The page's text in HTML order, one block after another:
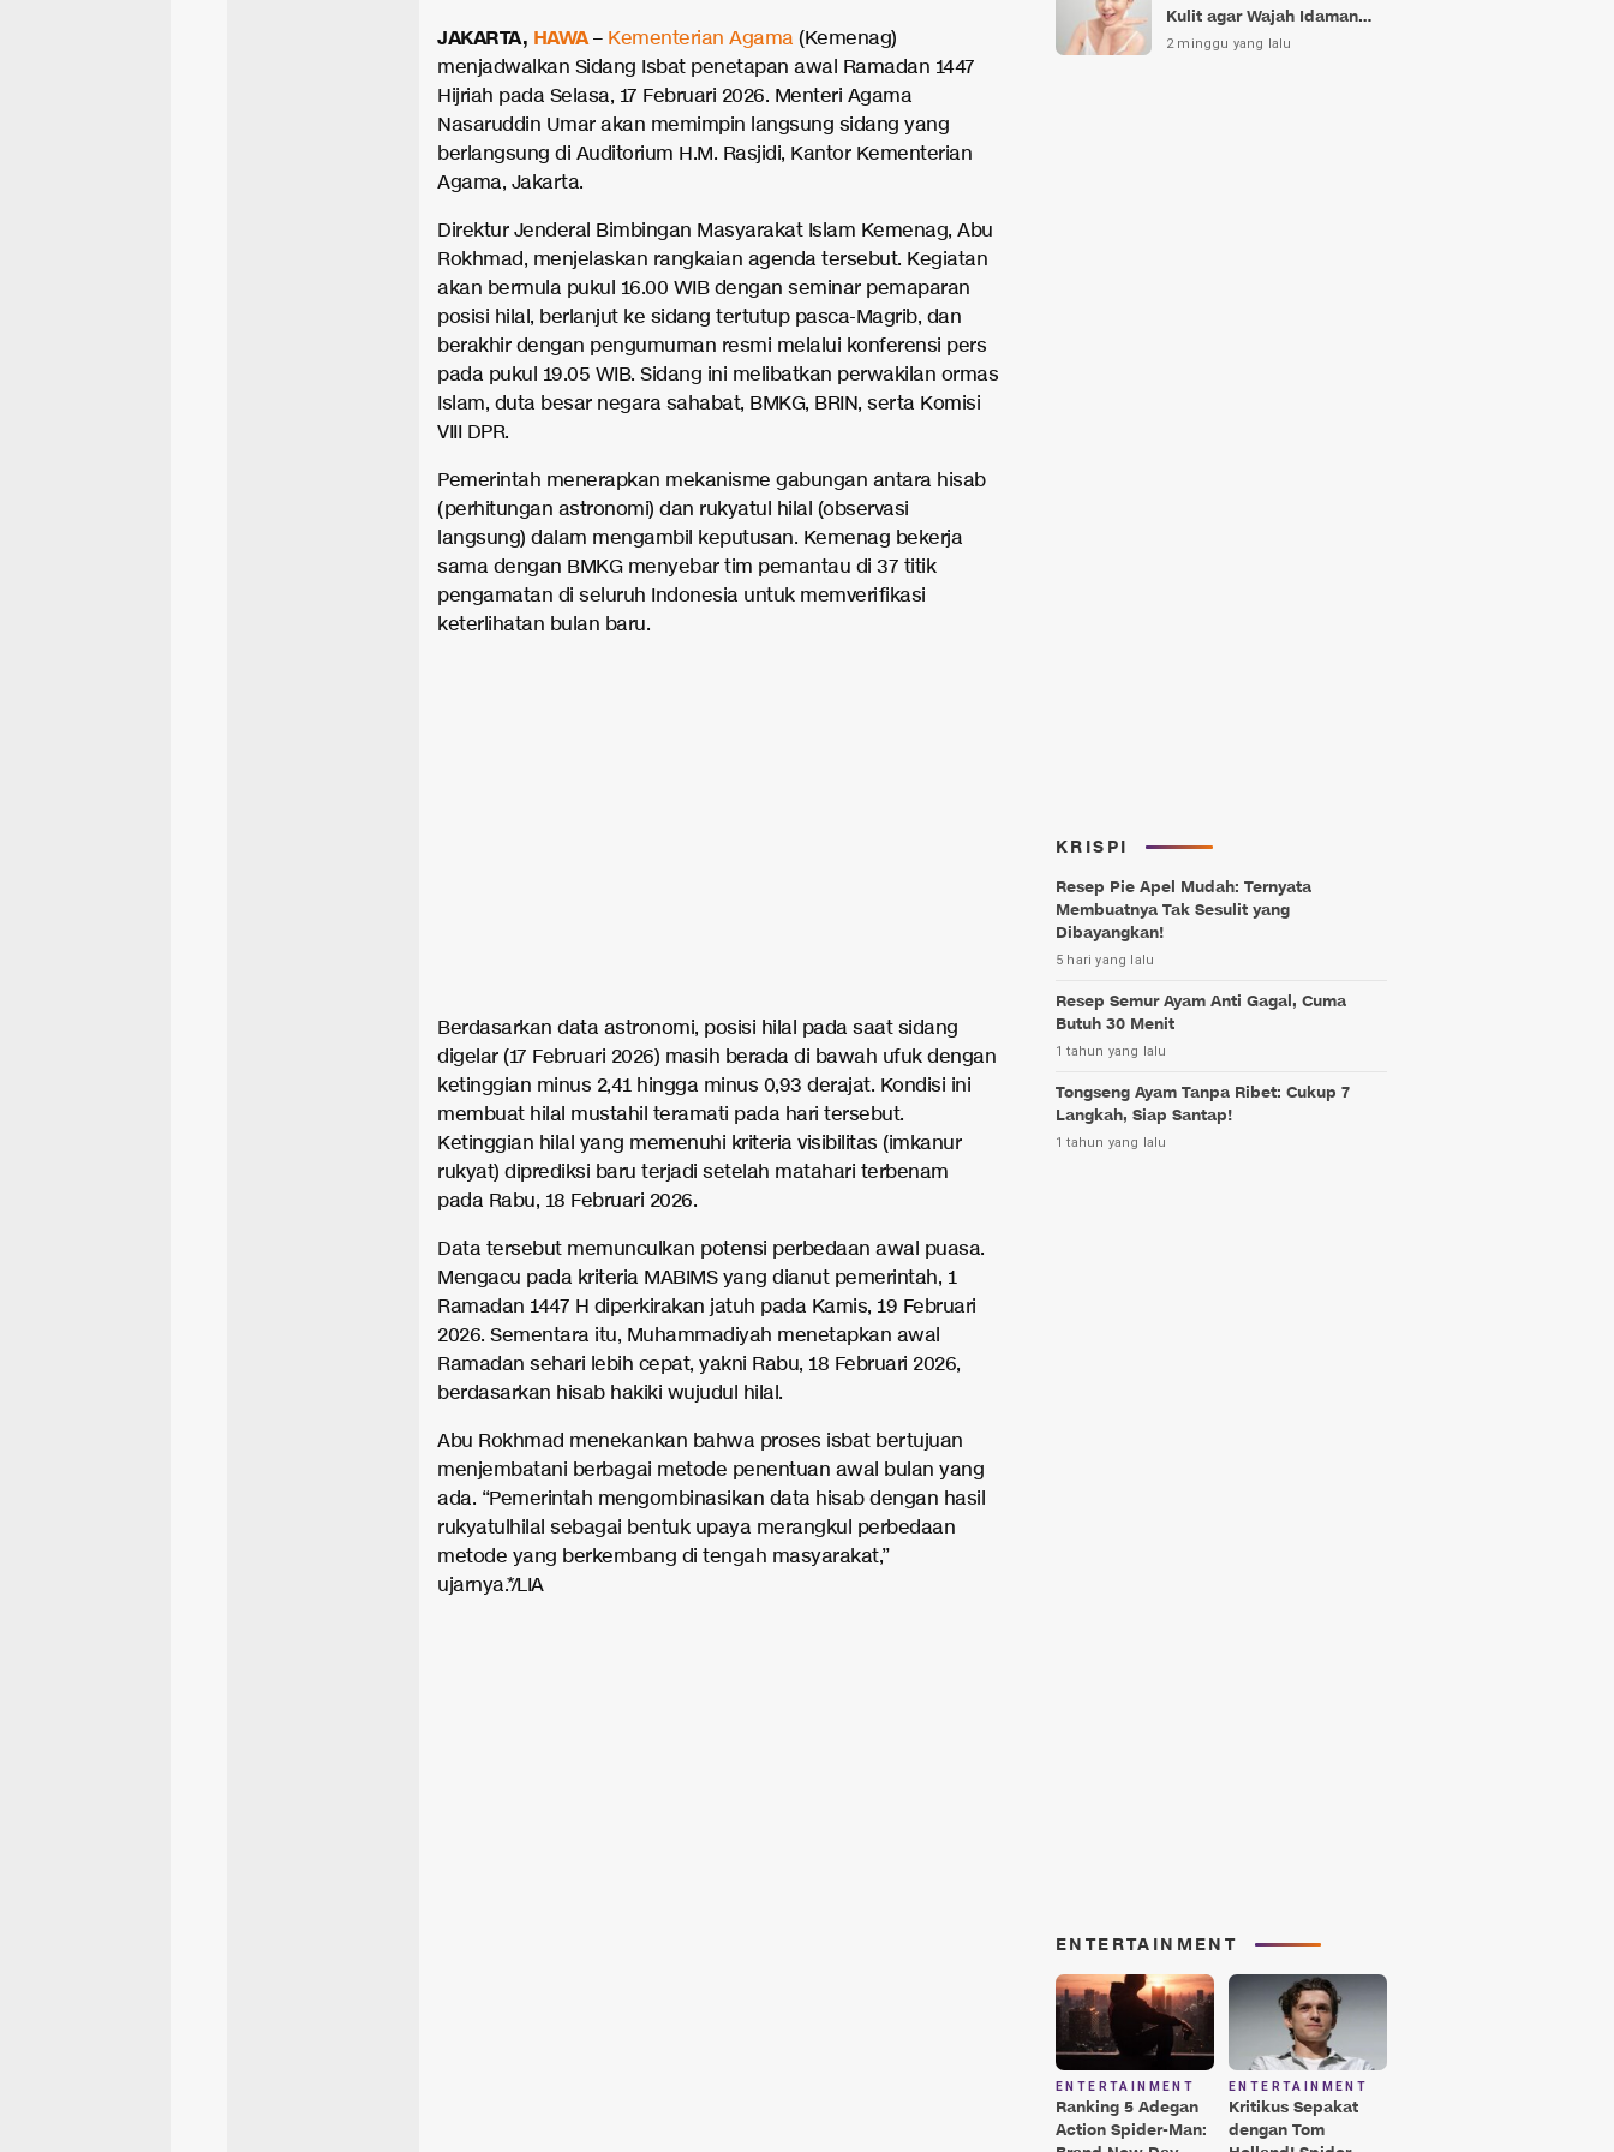
JAKARTA, HAWA– Kementerian Agama (Kemenag)
menjadwalkan Sidang Isbat penetapan awal Ramadan 1447
Hijriah pada Selasa, 17 Februari 2026. Menteri Agama
Nasaruddin Umar akan memimpin langsung sidang yang
berlangsung di Auditorium H.M. Rasjidi, Kantor Kementerian
Agama, Jakarta.
Direktur Jenderal Bimbingan Masyarakat Islam Kemenag, Abu
Rokhmad, menjelaskan rangkaian agenda tersebut. Kegiatan
akan bermula pukul 16.00 WIB dengan seminar pemaparan
posisi hilal, berlanjut ke sidang tertutup pasca-Magrib, dan
berakhir dengan pengumuman resmi melalui konferensi pers
pada pukul 19.05 WIB. Sidang ini melibatkan perwakilan ormas
Islam, duta besar negara sahabat, BMKG, BRIN, serta Komisi
VIII DPR.
Pemerintah menerapkan mekanisme gabungan antara hisab
(perhitungan astronomi) dan rukyatul hilal (observasi
langsung) dalam mengambil keputusan. Kemenag bekerja
sama dengan BMKG menyebar tim pemantau di 37 titik
pengamatan di seluruh Indonesia untuk memverifikasi
keterlihatan bulan baru.
Berdasarkan data astronomi, posisi hilal pada saat sidang
digelar (17 Februari 2026) masih berada di bawah ufuk dengan
ketinggian minus 2,41 hingga minus 0,93 derajat. Kondisi ini
membuat hilal mustahil teramati pada hari tersebut.
Ketinggian hilal yang memenuhi kriteria visibilitas (imkanur
rukyat) diprediksi baru terjadi setelah matahari terbenam
pada Rabu, 18 Februari 2026.
Data tersebut memunculkan potensi perbedaan awal puasa.
Mengacu pada kriteria MABIMS yang dianut pemerintah, 1
Ramadan 1447 H diperkirakan jatuh pada Kamis, 19 Februari
2026. Sementara itu, Muhammadiyah menetapkan awal
Ramadan sehari lebih cepat, yakni Rabu, 18 Februari 2026,
berdasarkan hisab hakiki wujudul hilal.
Abu Rokhmad menekankan bahwa proses isbat bertujuan
menjembatani berbagai metode penentuan awal bulan yang
ada. “Pemerintah mengombinasikan data hisab dengan hasil
rukyatulhilal sebagai bentuk upaya merangkul perbedaan
metode yang berkembang di tengah masyarakat,”
ujarnya.*/LIA
Kulit agar Wajah Idaman
Bukan Sekadar Mimpi
2 minggu yang lalu
KRISPI
Resep Pie Apel Mudah: Ternyata
Membuatnya Tak Sesulit yang
Dibayangkan!
5 hari yang lalu
Resep Semur Ayam Anti Gagal, Cuma
Butuh 30 Menit
1 tahun yang lalu
Tongseng Ayam Tanpa Ribet: Cukup 7
Langkah, Siap Santap!
1 tahun yang lalu
ENTERTAINMENT
ENTERTAINMENT
Ranking 5 Adegan
Action Spider-Man:
ENTERTAINMENT
Kritikus Sepakat
dengan Tom